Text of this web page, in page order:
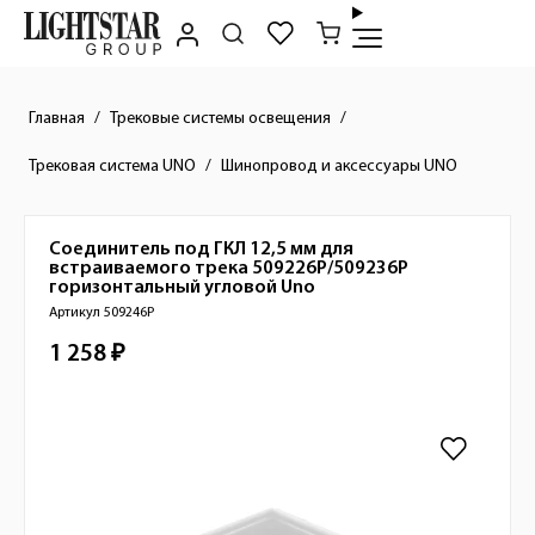
Главная Трековые системы освещения
Трековая система UNO Шинопровод и аксессуары UNO
Краткое описание товара
Соединитель под ГКЛ 12,5 мм для
встраиваемого трека 509226P/509236P
горизонтальный угловой Uno
Артикул 509246P
Стоимость товара
1 258 ₽